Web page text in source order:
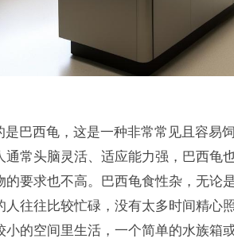
是巴西龟，这是一种非常常见且容易
通常头脑灵活、适应能力强，巴西龟
的要求也不高。巴西龟食性杂，无论
人往往比较忙碌，没有太多时间精心
小的空间里生活，一个简单的水族箱